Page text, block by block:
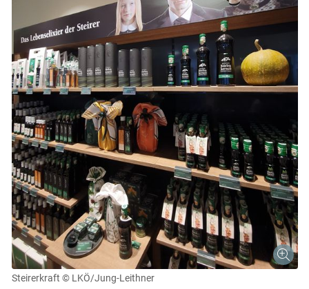
Steirerkraft © LKÖ/Jung-Leithner